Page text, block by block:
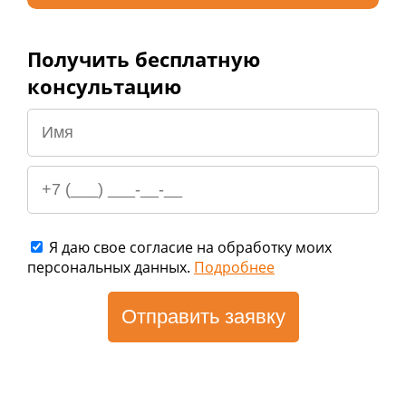
Получить бесплатную
консультацию
Я даю свое согласие на обработку моих
персональных данных. Подробнее